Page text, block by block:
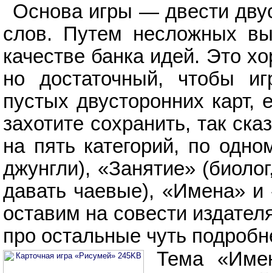
Основа игры — двести
слов. Путем несложных
качестве банка идей. Это
но достаточный, чтобы
пустых двусторонних
захотите сохранить, так
на пять категорий, по
джунгли), «Занятие»
давать чаевые), «Имена» и
оставим на совести
про остальные чуть
Тема